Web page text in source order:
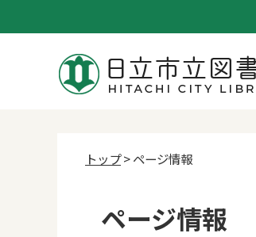
トップ> ページ情報
ページ情報